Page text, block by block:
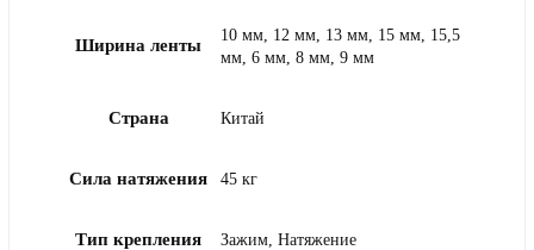
Ширина ленты
10 мм, 12 мм, 13 мм, 15 мм, 15,5
мм, 6 мм, 8 мм, 9 мм
Страна Китай
Сила натяжения 45 кг
Тип крепления Зажим, Натяжение